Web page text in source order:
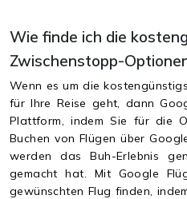
Wie finde ich die
Zwischenstopp-
Wenn es um die
für Ihre Reise geht, dann
Plattform, indem Sie für die
Buchen von Flügen über
werden das Buh-Erlebnis
gemacht hat. Mit Google
gewünschten Flug finden,